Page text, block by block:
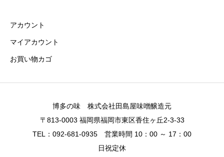
アカウント
マイアカウント
お買い物カゴ
博多の味 株式会社田島屋味噌醸造元
〒813-0003 福岡県福岡市東区香住ヶ丘2-3-33
TEL：092-681-0935 営業時間 10：00 ～ 17：00
日祝定休